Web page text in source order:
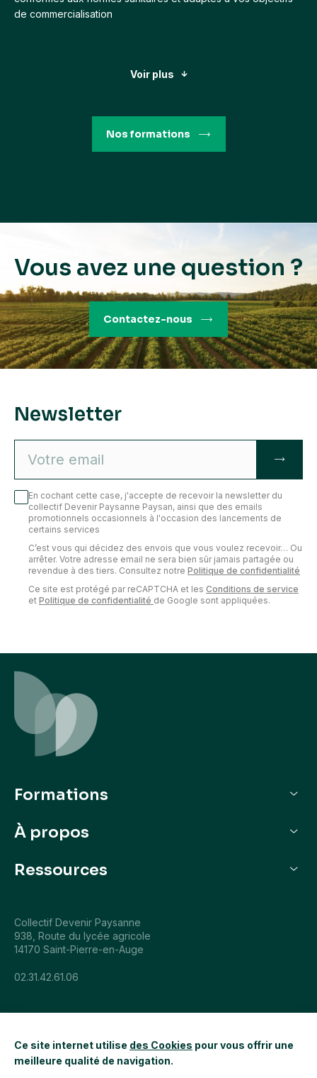
Ce site internet utilise des Cookies pour vous offrir une
meilleure qualité de navigation.
de commercialisation
Tailler la vigne dans des
conditions optimales de sécurité
Mobilisez les connaissances de base nécessaires à la bonne
Devenir viticulteur
Maîtrisez les gestes du vigneron et conduisez votre vignoble
au fil des saisons, de la taille jusqu'à la récolte
Voir plus
Nos formations
Vous avez une question ?
Contactez-nous
Newsletter
En cochant cette case, j'accepte de recevoir la newsletter du
collectif Devenir Paysanne Paysan, ainsi que des emails
promotionnels occasionnels à l'occasion des lancements de
certains services
C’est vous qui décidez des envois que vous voulez recevoir… Ou
arrêter. Votre adresse email ne sera bien sûr jamais partagée ou
revendue à des tiers. Consultez notre Politique de confidentialité
Ce site est protégé par reCAPTCHA et les Conditions de service
et Politique de confidentialité de Google sont appliquées.
Formations
Je veux découvrir
À propos
Qui sommes-nous
Ressources
Actualités
Collectif Devenir Paysanne
938, Route du lycée agricole
14170 Saint-Pierre-en-Auge
02.31.42.61.06